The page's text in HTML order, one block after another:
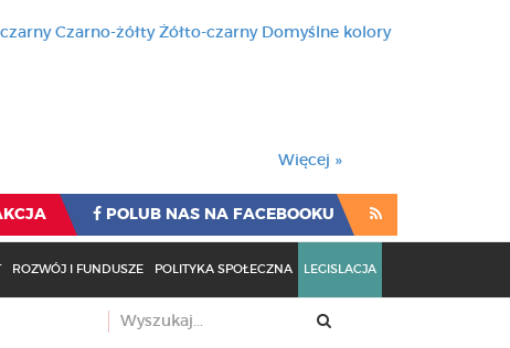
czarny Czarno-żółty Żółto-czarny Domyślne kolory
Więcej »
POLUB NAS NA FACEBOOKU
ROZWÓJ I FUNDUSZE POLITYKA SPOŁECZNA LEGISLACJA